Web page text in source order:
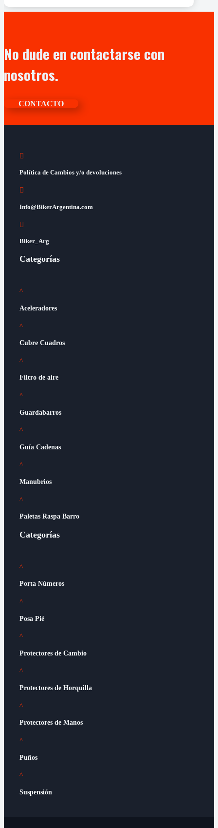
No dude en contactarse con
nosotros.
CONTACTO

Política de Cambios y/o devoluciones

Info@BikerArgentina.com

Biker_Arg
Categorías
^
Aceleradores
^
Cubre Cuadros
^
Filtro de aire
^
Guardabarros
^
Guía Cadenas
^
Manubrios
^
Paletas Raspa Barro
Categorías
^
Porta Números
^
Posa Pié
^
Protectores de Cambio
^
Protectores de Horquilla
^
Protectores de Manos
^
Puños
^
Suspensión